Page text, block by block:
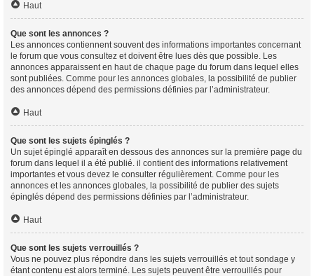
Haut
Que sont les annonces ?
Les annonces contiennent souvent des informations importantes concernant
le forum que vous consultez et doivent être lues dès que possible. Les
annonces apparaissent en haut de chaque page du forum dans lequel elles
sont publiées. Comme pour les annonces globales, la possibilité de publier
des annonces dépend des permissions définies par l’administrateur.
Haut
Que sont les sujets épinglés ?
Un sujet épinglé apparaît en dessous des annonces sur la première page du
forum dans lequel il a été publié. il contient des informations relativement
importantes et vous devez le consulter régulièrement. Comme pour les
annonces et les annonces globales, la possibilité de publier des sujets
épinglés dépend des permissions définies par l’administrateur.
Haut
Que sont les sujets verrouillés ?
Vous ne pouvez plus répondre dans les sujets verrouillés et tout sondage y
étant contenu est alors terminé. Les sujets peuvent être verrouillés pour